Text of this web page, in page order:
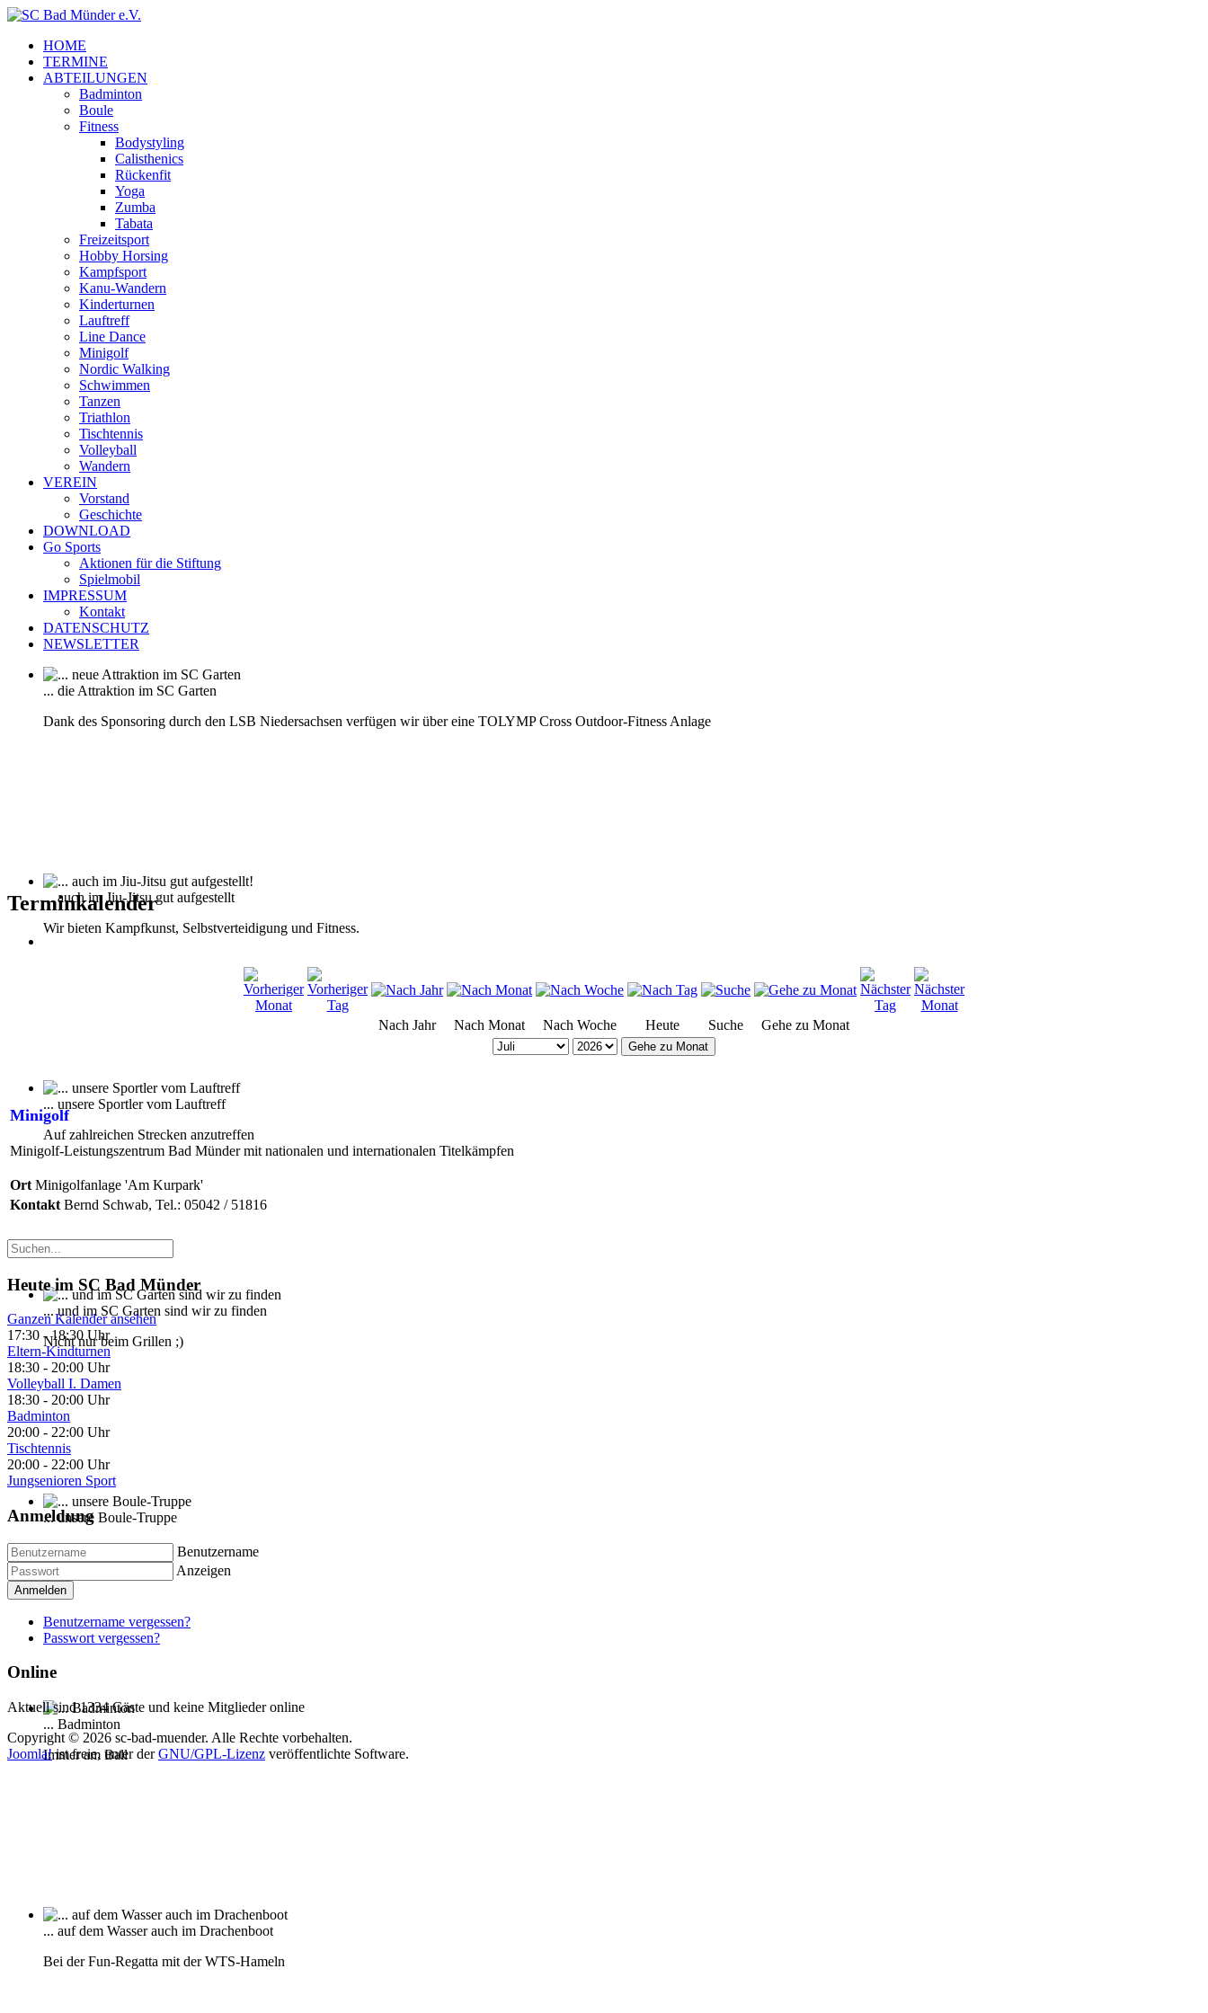
HOME
TERMINE
ABTEILUNGEN
Badminton
Boule
Fitness
Bodystyling
Calisthenics
Rückenfit
Yoga
Zumba
Tabata
Freizeitsport
Hobby Horsing
Kampfsport
Kanu-Wandern
Kinderturnen
Lauftreff
Line Dance
Minigolf
Nordic Walking
Schwimmen
Tanzen
Triathlon
Tischtennis
Volleyball
Wandern
VEREIN
Vorstand
Geschichte
DOWNLOAD
Go Sports
Aktionen für die Stiftung
Spielmobil
IMPRESSUM
Kontakt
DATENSCHUTZ
NEWSLETTER
... die Attraktion im SC Garten
Dank des Sponsoring durch den LSB Niedersachsen verfügen wir über eine TOLYMP Cross Outdoor-Fitness Anlage
... auch im Jiu-Jitsu gut aufgestellt
Wir bieten Kampfkunst, Selbstverteidigung und Fitness.
... unsere Sportler vom Lauftreff
Auf zahlreichen Strecken anzutreffen
... und im SC Garten sind wir zu finden
Nicht nur beim Grillen ;)
... unsere Boule-Truppe
Kann auch Gymnastik
... Badminton
Immer am Ball
... auf dem Wasser auch im Drachenboot
Bei der Fun-Regatta mit der WTS-Hameln
Terminkalender
Nach Jahr Nach Monat Nach Woche Heute Suche Gehe zu Monat
Gehe zu Monat
Minigolf
Minigolf-Leistungszentrum Bad Münder mit nationalen und internationalen Titelkämpfen
Ort Minigolfanlage 'Am Kurpark'
Kontakt Bernd Schwab, Tel.: 05042 / 51816
Heute im SC Bad Münder
Ganzen Kalender ansehen
17:30 -18:30 Uhr
Eltern-Kindturnen
18:30 - 20:00 Uhr
Volleyball I. Damen
18:30 - 20:00 Uhr
Badminton
20:00 - 22:00 Uhr
Tischtennis
20:00 - 22:00 Uhr
Jungsenioren Sport
Anmeldung
Benutzername
Anzeigen
Anmelden
Benutzername vergessen?
Passwort vergessen?
Online
Aktuell sind 1334 Gäste und keine Mitglieder online
Copyright © 2026 sc-bad-muender. Alle Rechte vorbehalten.
Joomla!ist freie, unter derGNU/GPL-Lizenz veröffentlichte Software.